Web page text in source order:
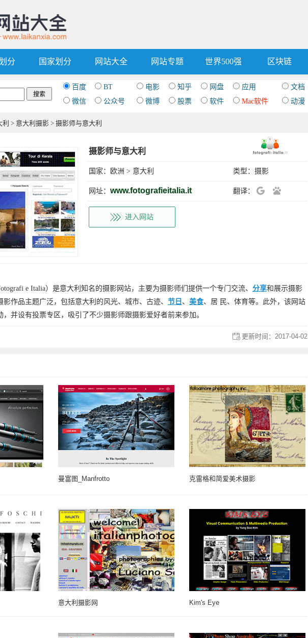
分 国家划分 网站大全 网站专题 世界500强 区块链
百度 BT 电影 知乎 网盘 应用 文档
微信
公众号 微博 股票 软件 Mac软件 动漫
利 > 意大利摄影 > 摄影师与意大利
摄影师与意大利
国家： 欧洲 > 意大利 类型： 摄影
网址： www.fotografieitalia.it 翻译：
进入网站
e Italia）是意大利知名的摄影网站，主要为摄影师们提供一个专门交流、 分享和展示摄影
作品主题广泛，包括意大利的风光、城市、古迹、 节日 、 美食、居 民、体育等。此外，该网站
，并设有投票专区，吸引了不少摄影师跟摄影爱好者前来参加。
更新时间： 2017-04-02
曼富图_Manfrotto 克雷格和简爱美术摄影
意大利摄影网 Kim's Eye